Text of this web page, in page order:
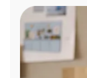
Administrar
cuenta
Encuentra
tienda